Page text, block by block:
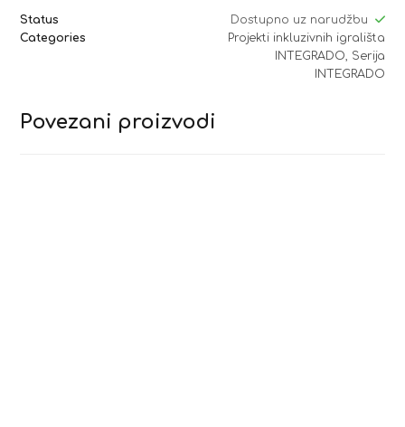
Status
Dostupno uz narudžbu
Categories
Projekti inkluzivnih igrališta
INTEGRADO, Serija
INTEGRADO
Povezani proizvodi